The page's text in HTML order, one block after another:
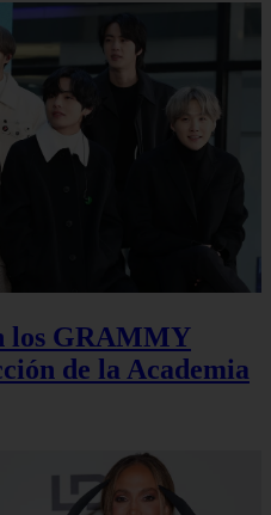
los GRAMMY
de la Academia